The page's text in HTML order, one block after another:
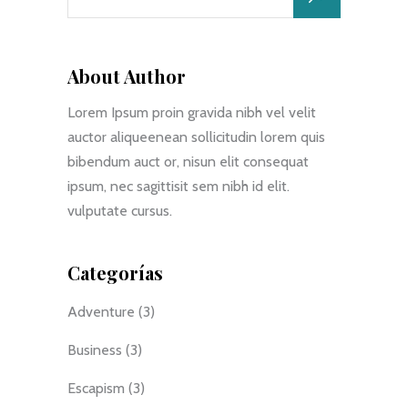
About Author
Lorem Ipsum proin gravida nibh vel velit
auctor aliqueenean sollicitudin lorem quis
bibendum auct or, nisun elit consequat
ipsum, nec sagittisit sem nibh id elit.
vulputate cursus.
Categorías
Adventure (3)
Business (3)
Escapism (3)